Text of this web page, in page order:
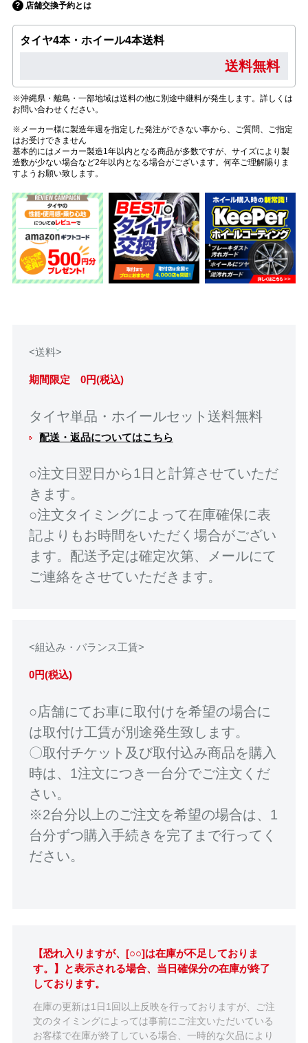
店舗交換予約とは
タイヤ4本・ホイール4本送料
送料無料
※沖縄県・離島・一部地域は送料の他に別途中継料が発生します。詳しくは
お問い合わせください。
※メーカー様に製造年週を指定した発注ができない事から、ご質問、ご指定
はお受けできません
基本的にはメーカー製造1年以内となる商品が多数ですが、サイズにより製
造数が少ない場合など2年以内となる場合がございます。何卒ご理解賜りま
すようお願い致します。
<送料>
期間限定 0円(税込)
タイヤ単品・ホイールセット送料無料
配送・返品についてはこちら
○注文日翌日から1日と計算させていただ
きます。
○注文タイミングによって在庫確保に表
記よりもお時間をいただく場合がござい
ます。配送予定は確定次第、メールにて
ご連絡をさせていただきます。
<組込み・バランス工賃>
0円(税込)
○店舗にてお車に取付けを希望の場合に
は取付け工賃が別途発生致します。
〇取付チケット及び取付込み商品を購入
時は、1注文につき一台分でご注文くだ
さい。
※2台分以上のご注文を希望の場合は、1
台分ずつ購入手続きを完了まで行ってく
ださい。
【恐れ入りますが、[○○]は在庫が不足しておりま
す。】と表示される場合、当日確保分の在庫が終了
しております。
在庫の更新は1日1回以上反映を行っておりますが、ご注
文のタイミングによっては事前にご注文いただいている
お客様で在庫が終了している場合、一時的な欠品により